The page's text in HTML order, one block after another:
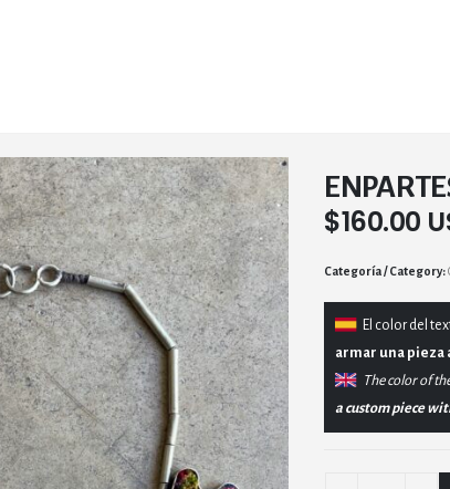
$160.00
Category:
El color del
armar una pieza
The color of
a custom piece